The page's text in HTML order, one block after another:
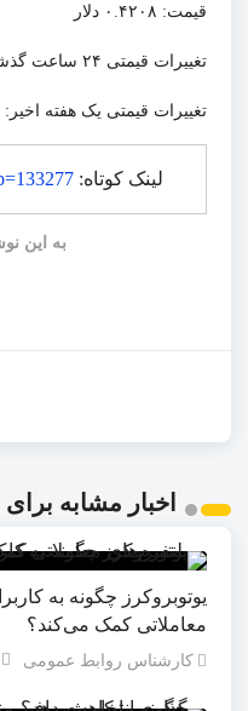
قیمت: ۰.۴۲۰۸ دلار
تغییرات قیمتی ۲۴ ساعت گذشته: ۲.۳۹ درصد کاهش
تغییرات قیمتی یک هفته اخیر: ۳.۶۳ درصد کاهش
لینک کوتاه:
به این
اخبار مشابه
یوتوبروکرز چگونه به
معاملاتی کمک می‌کند؟
کارشناس روابط عمومی